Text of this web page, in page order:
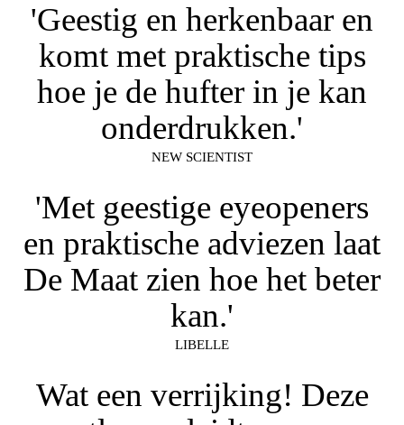
'Geestig en herkenbaar en
komt met praktische tips
hoe je de hufter in je kan
onderdrukken.'
NEW SCIENTIST
'Met geestige eyeopeners
en praktische adviezen laat
De Maat zien hoe het beter
kan.'
LIBELLE
Wat een verrijking! Deze